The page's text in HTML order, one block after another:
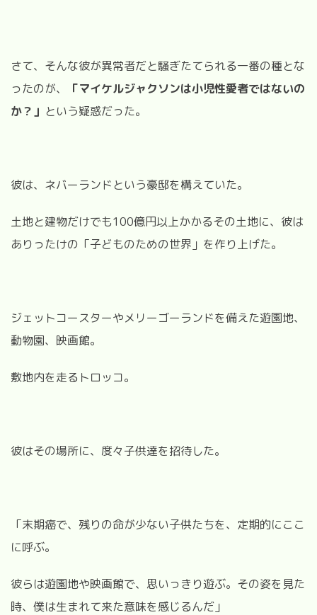
さて、そんな彼が異常者だと騒ぎたてられる一番の種とな
ったのが、
「マイケルジャクソンは小児性愛者ではないの
か？」 という疑惑だった。
彼は、ネバーランドという豪邸を構えていた。
土地と建物だけでも100億円以上かかるその土地に、彼は
ありったけの「子どものための世界」を作り上げた。
ジェットコースターやメリーゴーランドを備えた遊園地、
動物園、映画館。
敷地内を走るトロッコ。
彼はその場所に、度々子供達を招待した。
「末期癌で、残りの命が少ない子供たちを、定期的にここ
に呼ぶ。
彼らは遊園地や映画館で、思いっきり遊ぶ。その姿を見た
時、僕は生まれて来た意味を感じるんだ」